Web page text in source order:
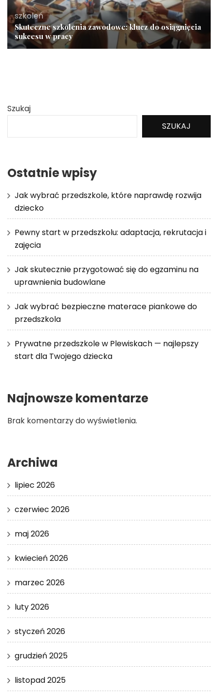
szkoleń
Skuteczne szkolenia zawodowe: klucz do osiągnięcia
sukcesu w pracy
Szukaj
SZUKAJ
Ostatnie wpisy
Jak wybrać przedszkole, które naprawdę rozwija
dziecko
Pewny start w przedszkolu: adaptacja, rekrutacja i
zajęcia
Jak skutecznie przygotować się do egzaminu na
uprawnienia budowlane
Jak wybrać bezpieczne materace piankowe do
przedszkola
Prywatne przedszkole w Plewiskach — najlepszy
start dla Twojego dziecka
Najnowsze komentarze
Brak komentarzy do wyświetlenia.
Archiwa
lipiec 2026
czerwiec 2026
maj 2026
kwiecień 2026
marzec 2026
luty 2026
styczeń 2026
grudzień 2025
listopad 2025